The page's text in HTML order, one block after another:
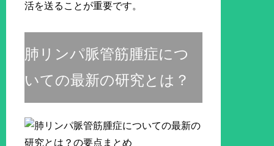
活を送ることが重要です。
肺リンパ脈管筋腫症につ
いての最新の研究とは？